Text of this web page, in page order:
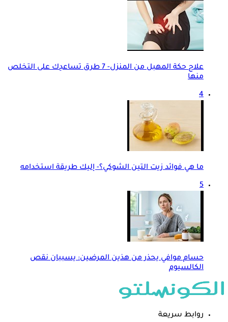
علاج حكة المهبل من المنزل- 7 طرق تساعدِك على التخلص
منها
4
ما هي فوائد زيت التين الشوكي؟- إليك طريقة استخدامه
5
حسام موافي يحذر من هذين المرضين: يسببان نقص
الكالسيوم
روابط سريعة